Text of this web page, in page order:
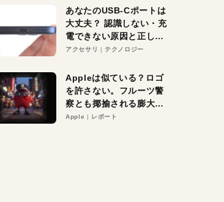
あなたのUSB-Cポートは
大丈夫？ 認識しない・充
電できない原因と正しい
対策
アクセサリ テクノロジー
Appleは似ている？ロゴ
を許さない。フルーツ警
察とも揶揄される膨大な
異議申し立て。対象は非
Apple レポート